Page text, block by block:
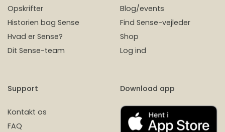
Opskrifter
Historien bag Sense
Hvad er Sense?
Dit Sense-team
Blog/events
Find Sense-vejleder
Shop
Log ind
Support
Kontakt os
FAQ
Download app